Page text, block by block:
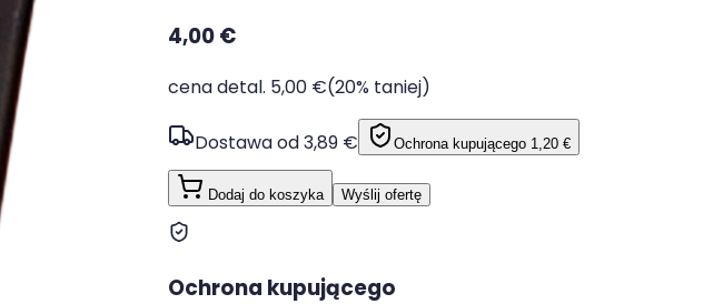
4,00 €
cena detal. 5,00 €(20% taniej)
Dostawa od 3,89 € Ochrona kupującego 1,20 €
Ochrona kupującego
Dodaj do koszyka Wyślij ofertę